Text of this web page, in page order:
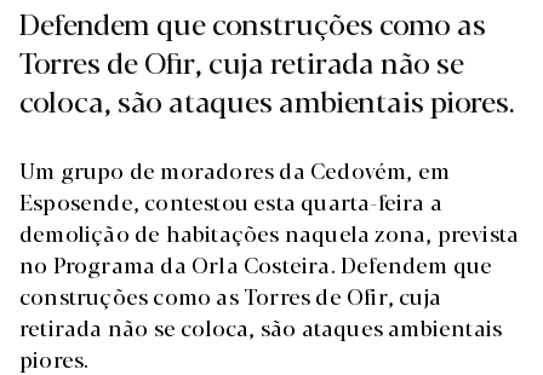
Defendem que construções como as
Torres de Ofir, cuja retirada não se
coloca, são ataques ambientais piores.
Um grupo de moradores da Cedovém, em
Esposende, contestou esta quarta-feira a
demolição de habitações naquela zona, prevista
no Programa da Orla Costeira. Defendem que
construções como as Torres de Ofir, cuja
retirada não se coloca, são ataques ambientais
piores.